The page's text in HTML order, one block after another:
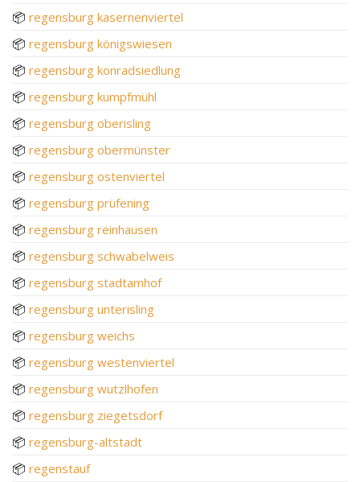
📦 regensburg kasernenviertel
📦 regensburg königswiesen
📦 regensburg konradsiedlung
📦 regensburg kumpfmühl
📦 regensburg oberisling
📦 regensburg obermünster
📦 regensburg ostenviertel
📦 regensburg prüfening
📦 regensburg reinhausen
📦 regensburg schwabelweis
📦 regensburg stadtamhof
📦 regensburg unterisling
📦 regensburg weichs
📦 regensburg westenviertel
📦 regensburg wutzlhofen
📦 regensburg ziegetsdorf
📦 regensburg-altstadt
📦 regenstauf